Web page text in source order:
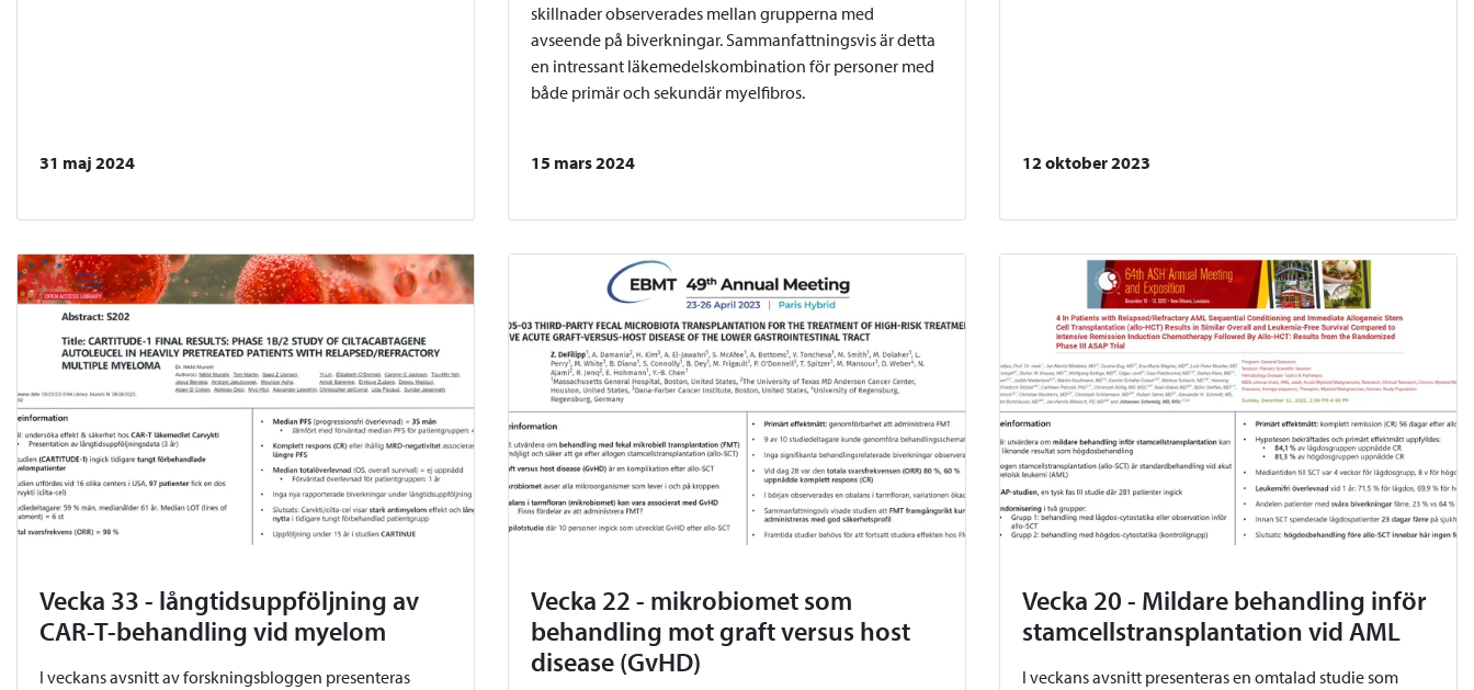
31 maj 2024
skillnader observerades mellan grupperna med
avseende på biverkningar. Sammanfattningsvis är detta
en intressant läkemedelskombination för personer med
både primär och sekundär myelfibros.
15 mars 2024 12 oktober 2023
Vecka 33 - långtidsuppföljning av
CAR-T-behandling vid myelom
I veckans avsnitt av forskningsbloggen presenteras
Vecka 22 - mikrobiomet som
behandling mot graft versus host
disease (GvHD)
Vecka 20 - Mildare behandling inför
stamcellstransplantation vid AML
I veckans avsnitt presenteras en omtalad studie som